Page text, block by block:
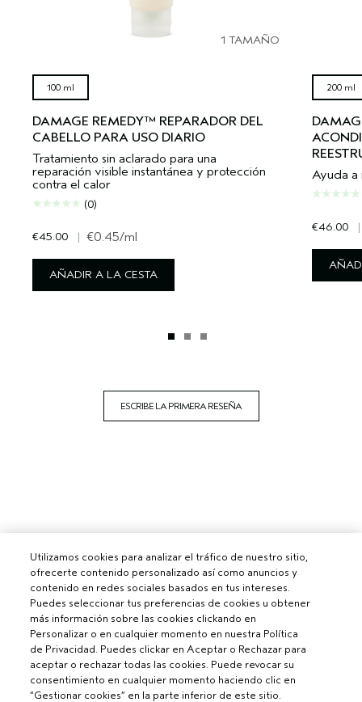
1 TAMAÑO
100 ml
DAMAGE REMEDY™ REPARADOR DEL
CABELLO PARA USO DIARIO
Tratamiento sin aclarado para una
reparación visible instantánea y protección
contra el calor
(0)
€45.00 | €0.45/ml
AÑADIR A LA CESTA
200 ml
Ayuda
€46.00 |
ESCRIBE LA PRIMERA RESEÑA
Utilizamos cookies para analizar el tráfico de nuestro sitio,
ofrecerte contenido personalizado así como anuncios y
contenido en redes sociales basados en tus intereses.
Puedes seleccionar tus preferencias de cookies u obtener
más información sobre las cookies clickando en
Personalizar o en cualquier momento en nuestra Política
de Privacidad. Puedes clickar en Aceptar o Rechazar para
aceptar o rechazar todas las cookies. Puede revocar su
consentimiento en cualquier momento haciendo clic en
“Gestionar cookies” en la parte inferior de este sitio.